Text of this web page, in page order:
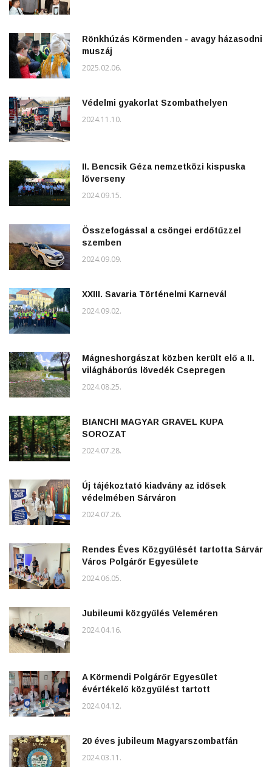
Rönkhúzás Körmenden - avagy házasodni
muszáj
2025.02.06.
Védelmi gyakorlat Szombathelyen
2024.11.10.
II. Bencsik Géza nemzetközi kispuska
lőverseny
2024.09.15.
Összefogással a csöngei erdőtűzzel
szemben
2024.09.09.
XXIII. Savaria Történelmi Karnevál
2024.09.02.
Mágneshorgászat közben került elő a II.
világháborús lövedék Csepregen
2024.08.25.
BIANCHI MAGYAR GRAVEL KUPA
SOROZAT
2024.07.28.
Új tájékoztató kiadvány az idősek
védelmében Sárváron
2024.07.26.
Rendes Éves Közgyűlését tartotta Sárvár
Város Polgárőr Egyesülete
2024.06.05.
Jubileumi közgyűlés Veleméren
2024.04.16.
A Körmendi Polgárőr Egyesület
évértékelő közgyűlést tartott
2024.04.12.
20 éves jubileum Magyarszombatfán
2024.03.11.